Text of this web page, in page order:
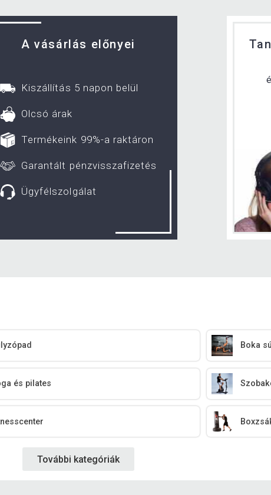
A vásárlás előnyei
Kiszállítás 5 napon belül
Olcsó árak
Termékeink 99%-a raktáron
Garantált pénzvisszafizetés
Ügyfélszolgálat
Boka
és pilates
További kategóriák